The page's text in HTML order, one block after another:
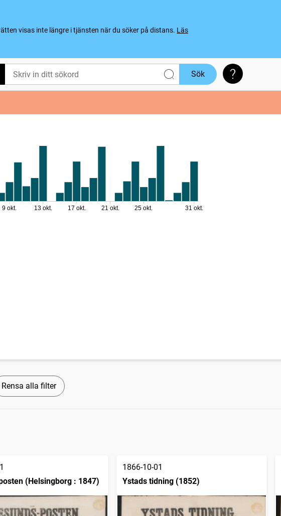
visas inte längre i tjänsten när du söker på distans. Läs
Sök Söktips
9 okt. 13 okt. 17 okt. 21 okt. 25 okt. 31 okt.
Rensa alla filter
(Helsingborg : 1847)
1866-10-01
Ystads tidning (1852)